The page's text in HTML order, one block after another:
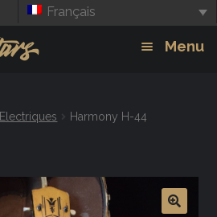
Français
Menu
Electriques
Harmony H-44